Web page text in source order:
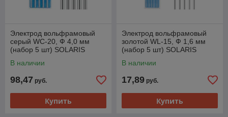
Электрод вольфрамовый
серый WC-20, Ф 4,0 мм
(набор 5 шт) SOLARIS
В наличии
98,47 руб.
Купить
Электрод вольфрамовый
золотой WL-15, Ф 1,6 мм
(набор 5 шт) SOLARIS
В наличии
17,89 руб.
Купить